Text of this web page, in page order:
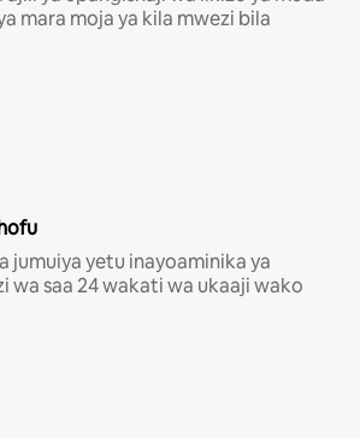
mara moja ya kila mwezi bila
jumuiya yetu inayoaminika ya
wa saa 24 wakati wa ukaaji wako